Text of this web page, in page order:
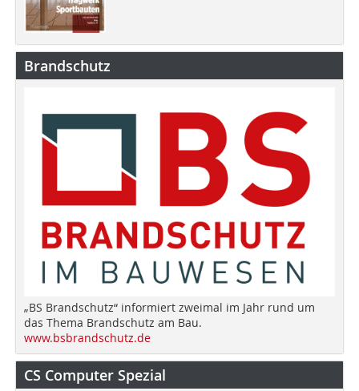
Brandschutz
„BS Brandschutz“ informiert zweimal im Jahr rund um
das Thema Brandschutz am Bau.
www.bsbrandschutz.de
CS Computer Spezial